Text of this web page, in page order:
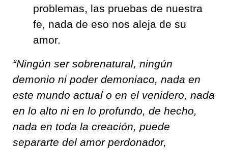
problemas, las pruebas de nuestra
fe, nada de eso nos aleja de su
amor.
“Ningún ser sobrenatural, ningún
demonio ni poder demoniaco, nada en
este mundo actual o en el venidero, nada
en lo alto ni en lo profundo, de hecho,
nada en toda la creación, puede
separarte del amor perdonador,